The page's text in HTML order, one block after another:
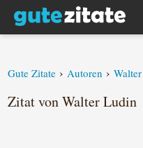
Gute Zitate › Autoren ›
Zitat von Walter Ludin